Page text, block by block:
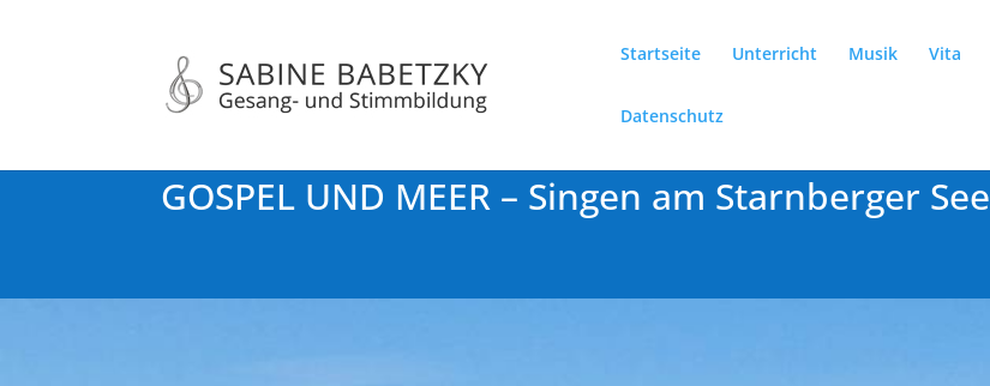
Startseite Unterricht Musik Vita
Datenschutz
GOSPEL UND MEER – Singen am Starnberger See